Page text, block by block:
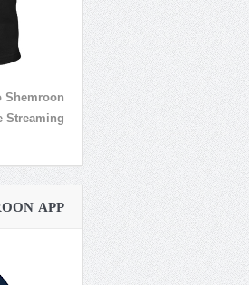
Shemroon
Streaming
APP